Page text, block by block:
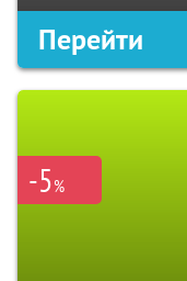
Перейти
-5%